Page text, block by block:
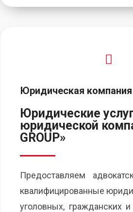
Юридическая компания
Юридические
юридической
GROUP»
Предоставляем
квалифицированные
уголовных, гражданских